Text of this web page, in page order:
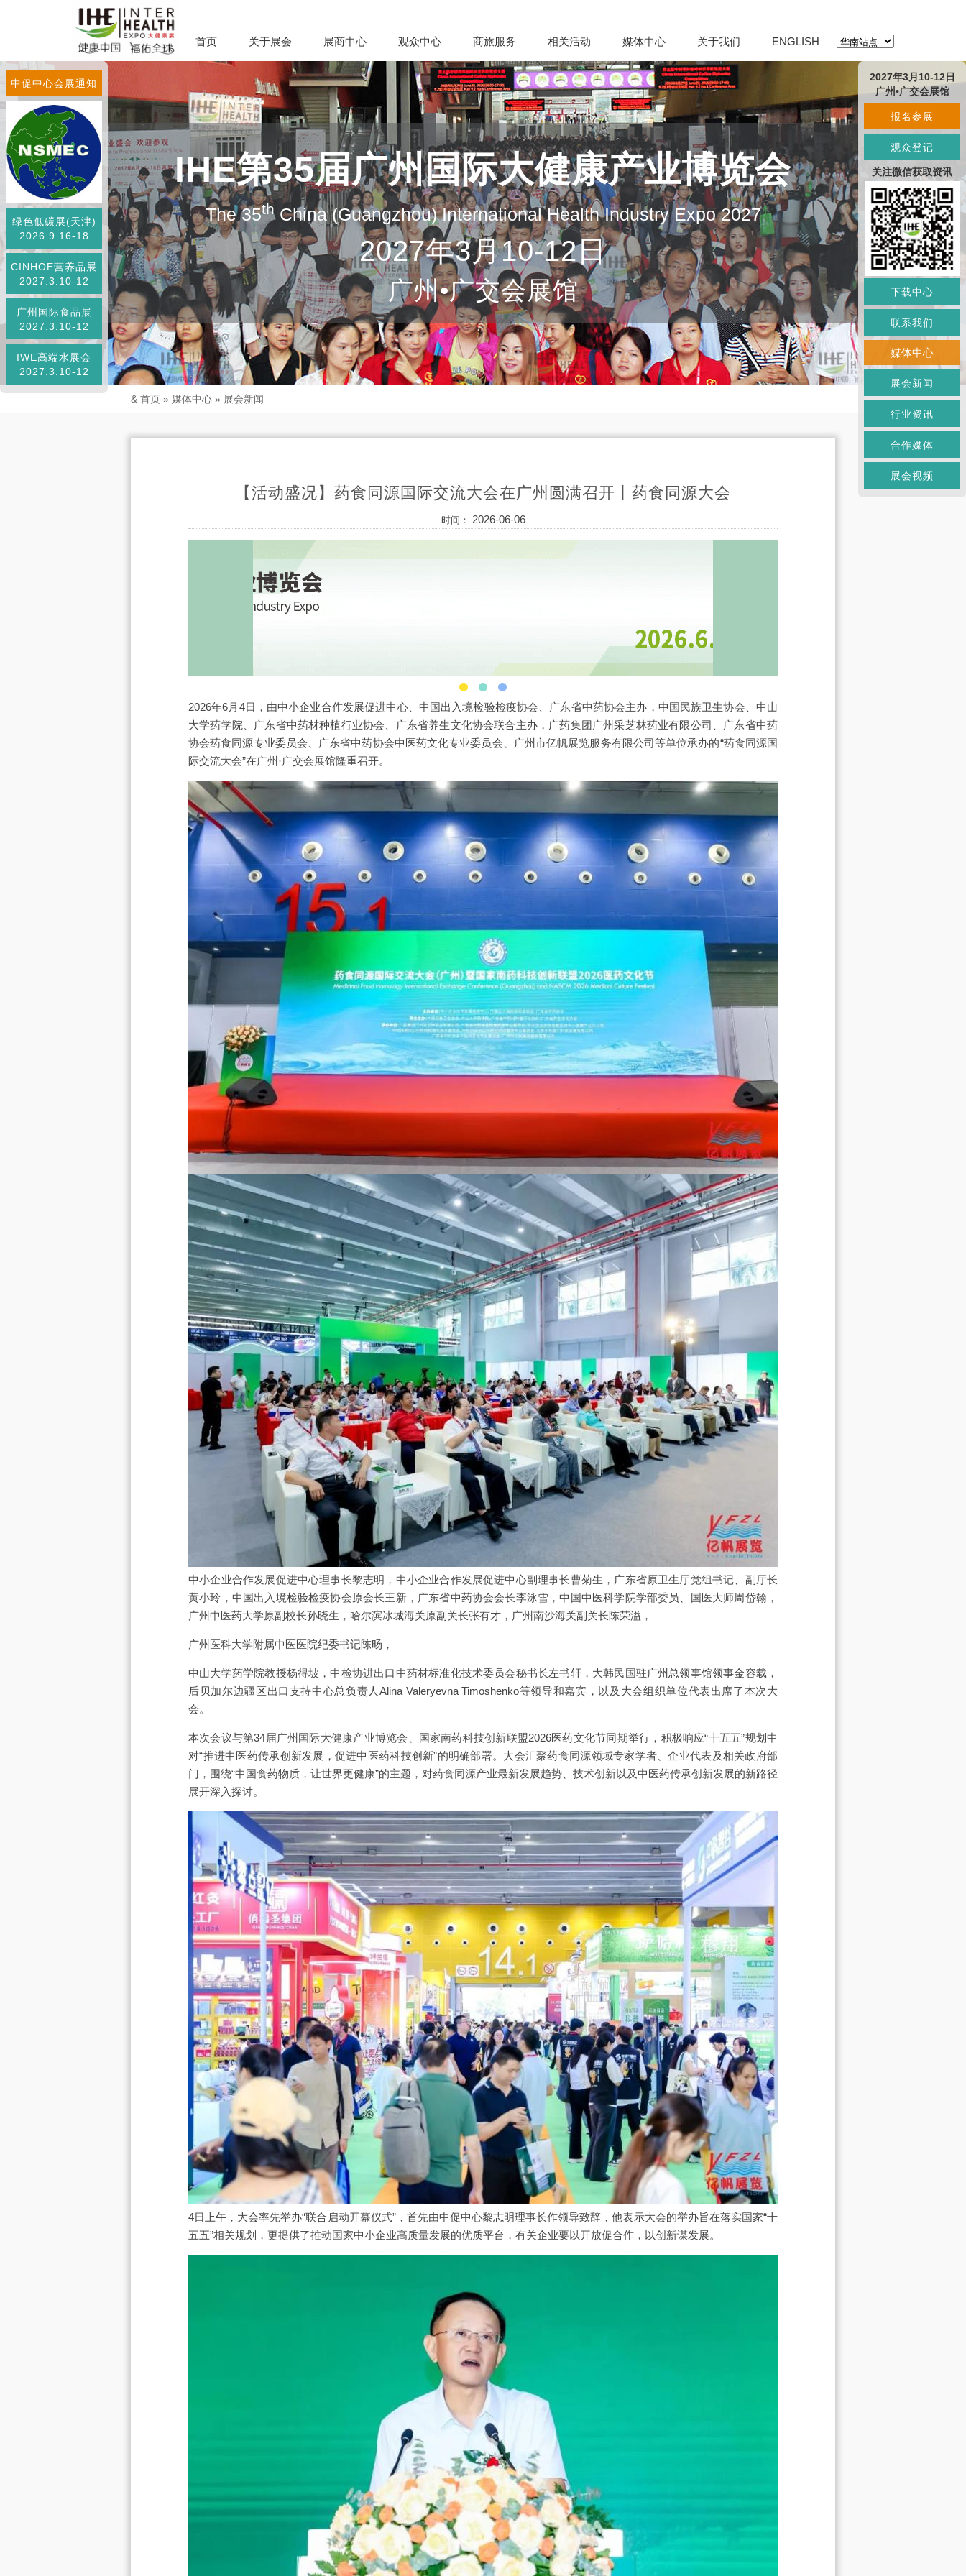
首页 关于展会 展商中心 观众中心 商旅服务 相关活动 媒体中心 关于我们 ENGLISH
IHE第35届广州国际大健康产业博览会
The 35thChina (Guangzhou) International Health Industry Expo 2027
2027年3月10-12日
广州•广交会展馆
中促中心会展通知
绿色低碳展(天津)
2026.9.16-18
CINHOE营养品展
2027.3.10-12
广州国际食品展
2027.3.10-12
IWE高端水展会
2027.3.10-12
& 首页 » 媒体中心 » 展会新闻
【活动盛况】药食同源国际交流大会在广州圆满召开丨药食同源大会
时间： 2026-06-06
2026年6月4日，由中小企业合作发展促进中心、中国出入境检验检疫协会、广东省中药协会主办，中国民族卫生协会、中山
大学药学院、广东省中药材种植行业协会、广东省养生文化协会联合主办，广药集团广州采芝林药业有限公司、广东省中药
协会药食同源专业委员会、广东省中药协会中医药文化专业委员会、广州市亿帆展览服务有限公司等单位承办的“药食同源国
际交流大会”在广州·广交会展馆隆重召开。
中小企业合作发展促进中心理事长黎志明，中小企业合作发展促进中心副理事长曹菊生，广东省原卫生厅党组书记、副厅长
黄小玲，中国出入境检验检疫协会原会长王新，广东省中药协会会长李泳雪，中国中医科学院学部委员、国医大师周岱翰，
广州中医药大学原副校长孙晓生，哈尔滨冰城海关原副关长张有才，广州南沙海关副关长陈荣溢，
广州医科大学附属中医医院纪委书记陈旸，
中山大学药学院教授杨得坡，中检协进出口中药材标准化技术委员会秘书长左书轩，大韩民国驻广州总领事馆领事金容载，
后贝加尔边疆区出口支持中心总负责人Alina Valeryevna Timoshenko等领导和嘉宾，以及大会组织单位代表出席了本次大
会。
本次会议与第34届广州国际大健康产业博览会、国家南药科技创新联盟2026医药文化节同期举行，积极响应“十五五”规划中
对“推进中医药传承创新发展，促进中医药科技创新”的明确部署。大会汇聚药食同源领域专家学者、企业代表及相关政府部
门，围绕“中国食药物质，让世界更健康”的主题，对药食同源产业最新发展趋势、技术创新以及中医药传承创新发展的新路径
展开深入探讨。
4日上午，大会率先举办“联合启动开幕仪式”，首先由中促中心黎志明理事长作领导致辞，他表示大会的举办旨在落实国家“十
五五”相关规划，更提供了推动国家中小企业高质量发展的优质平台，有关企业要以开放促合作，以创新谋发展。
2027年3月10-12日
广州•广交会展馆
报名参展
观众登记
关注微信获取资讯
下载中心
联系我们
媒体中心
展会新闻
行业资讯
合作媒体
展会视频